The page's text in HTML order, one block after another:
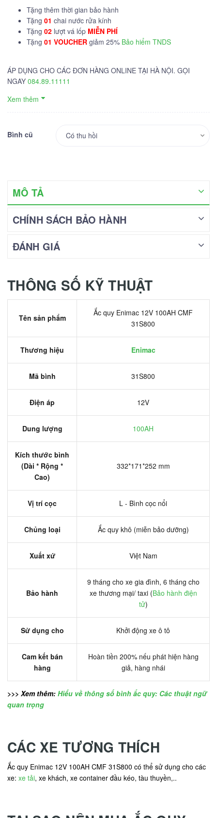
Tặng thêm thời gian bảo hành
Tặng 01 chai nước rửa kính
Tặng 02 lượt vá lốp MIỄN PHÍ
Tặng 01 VOUCHER giảm 25% Bảo hiểm TNDS
ÁP DỤNG CHO CÁC ĐƠN HÀNG ONLINE TẠI HÀ NỘI. GỌI
NGAY 084.89.11111
Xem thêm
Bình cũ
MÔ TẢ
CHÍNH SÁCH BẢO HÀNH
ĐÁNH GIÁ
THÔNG SỐ KỸ THUẬT
Tên sản phẩm
Ắc quy Enimac 12V 100AH CMF
31S800
Thương hiệu Enimac
Mã bình 31S800
Điện áp 12V
Dung lượng 100AH
Kích thước bình
(Dài * Rộng *
Cao)
332*171*252 mm
Vị trí cọc L - Bình cọc nổi
Chủng loại Ắc quy khô (miễn bảo dưỡng)
Xuất xứ Việt Nam
Bảo hành
9 tháng cho xe gia đình, 6 tháng cho
xe thương mại/ taxi (Bảo hành điện
tử)
Sử dụng cho Khởi động xe ô tô
Cam kết bán
hàng
Hoàn tiền 200% nếu phát hiện hàng
giả, hàng nhái
>>> Xem thêm: Hiểu về thông số bình ắc quy: Các thuật ngữ
quan trọng
CÁC XE TƯƠNG THÍCH
Ắc quy Enimac 12V 100AH CMF 31S800 có thể sử dụng cho các
xe: xe tải, xe khách, xe container đầu kéo, tàu thuyền,..